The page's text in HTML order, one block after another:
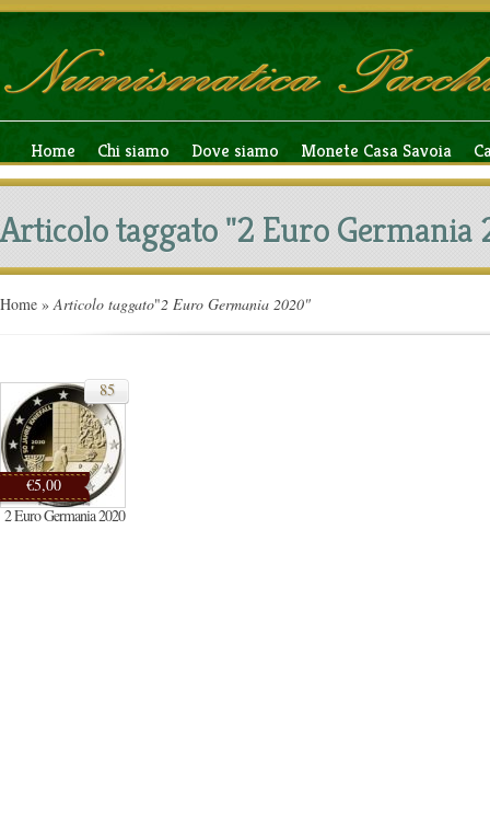
Home Chi siamo Dove siamo Monete Casa Savoia
Articolo taggato "2 Euro Germania
Home » Articolo taggato"2 Euro Germania 2020"
€5,00
85
2 Euro Germania 2020